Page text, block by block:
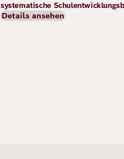
systematische
Details ansehen